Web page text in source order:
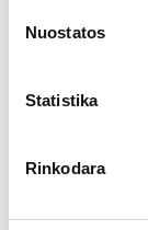
Nuostatos
Statistika
Rinkodara
Plotis